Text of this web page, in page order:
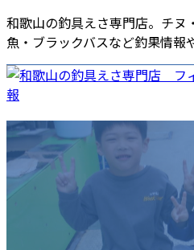
コ
ン
テ
ン
ツ
へ
ス
キ
ッ
プ
ナ
ビ
ゲ
ー
シ
ョ
ン
に
移
動
和歌山の釣具えさ専門店。チヌ
魚・ブラックバスなど釣果情報
ホーム店舗情報
海南店
釣果速
各種サ
商
お役立ち情報
釣りスポット
採用